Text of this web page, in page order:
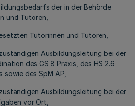
der in der Behörde
und Tutoren,
Tutorinnen und Tutoren,
Ausbildungsleitung bei der
des GS 8 Praxis, des HS 2.6
sowie des SpM AP,
Ausbildungsleitung bei der
vor Ort,